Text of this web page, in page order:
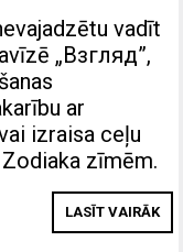
vadīt
„Взгляд”,
ar
izraisa ceļu
zīmēm.
LASĪT VAIRĀK